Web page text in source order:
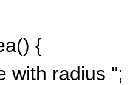
{
with radius ";